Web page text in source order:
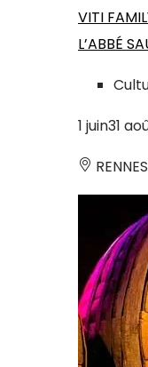
VITI
L’ABBÉ
1 juin31